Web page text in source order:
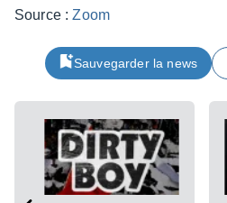
Source :Zoom
Sauvegarder la news